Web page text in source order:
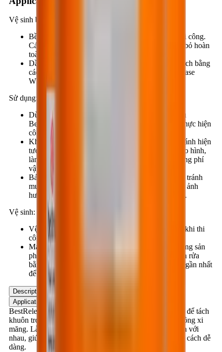
Vệ sinh bề mặt:
Bề mặt khuôn phải được vệ sinh sạch trước khi thi công.
Các mảng hồ vữa hoặc bê tông cũ phải được đục bỏ hoàn
toàn. Bụi bẩn, bùn phải được rửa hoặc lau sạch.
Dầu, mỡ hoặc các lớp vật liệu cũ phải được rửa sạch bằng
các loại dung môi thích hợp khi sử dụng BestRelease
WB501 lần đầu.
Sử dụng:
Dùng cọ quét, Ru-lô hay vòi phun để phân bố đều
BestRelease WB501 lên bề mặt khuôn trước khi thực hiện
công đoạn tạo hình sản phẩm.
Không nên quét dư BestRelease WB501, nhằm tránh hiện
tượng BestRelease WB501 hoà lẫn vào vật liệu tạo hình,
làm giảm chất lượng vật liệu tạo hình cũng như lãng phí
vật liệu.
Bảo vệ lớp BestRelease WB501 vừa mới thi công tránh
mưa. Khi đã khô BestRelease WB501 có thể chịu ảnh
hưởng của thời tiết, không bị trôi mất khi trời mưa.
Vệ sinh:
Vệ sinh thiết bị và dụng cụ bằng giẻ lau ngay sau khi thi
công.
Mang găng tay, khẩu trang, kính bảo hộ khi sử dụng sản
phẩm. Nếu sản phẩm rơi vào mắt, mũi, miệng, nên rửa
bằng nước sạch nhiều lần và đến cơ quan y tế nơi gần nhất
để được điều trị kịp thời và đúng phương pháp.
Description
Application Instruction
BestRelease WB501 là hợp chất hữu cơ gốc nước, dùng để tách
khuôn trong các công tác tạo hình sản phẩm hay đổ bê tông xi
măng. Làm cho vật liệu tạo hình và khuôn không bị dính với
nhau, giúp cho các nhà xây dựng có thể tháo khuôn một cách dễ
dàng.